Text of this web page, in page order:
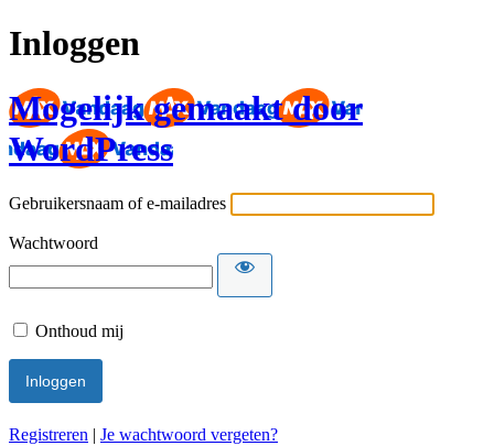
Inloggen
Mogelijk gemaakt door
WordPress
Gebruikersnaam of e-mailadres
Wachtwoord
Onthoud mij
Registreren | Je wachtwoord vergeten?